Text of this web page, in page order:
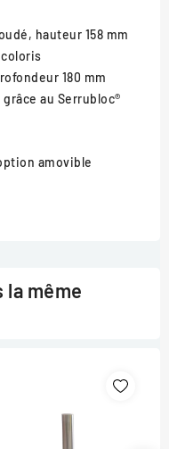
hauteur 158 mm
180 mm
au Serrubloc®
amovible
la même